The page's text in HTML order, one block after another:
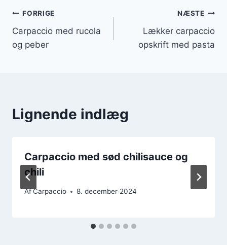
Indlægsnavigation
FORRIGE
Carpaccio med rucola
og peber
NÆSTE
Lækker carpaccio
opskrift med pasta
Lignende indlæg
Carpaccio med sød chilisauce og
chili
AfCarpaccio 8. december 2024